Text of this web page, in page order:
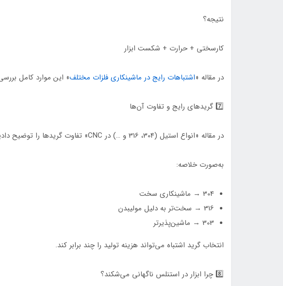
نتیجه؟
کارسختی + حرارت + شکست ابزار
در مقاله «اشتباهات رایج در ماشینکاری فلزات مختلف» این موارد کامل
7️⃣ گریدهای رایج و تفاوت آن‌ها
در مقاله «انواع استیل (304، 316 و …) در CNC» تفاوت گریدها را توضیح دادیم.
به‌صورت خلاصه:
304 → ماشینکاری سخت
316 → سخت‌تر به دلیل مولیبدن
303 → ماشین‌پذیرتر
انتخاب گرید اشتباه می‌تواند هزینه تولید را چند برابر کند.
8️⃣ چرا ابزار در استنلس ناگهانی می‌شکند؟